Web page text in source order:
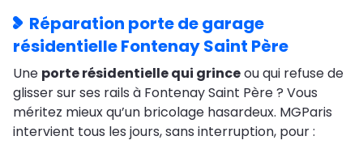
Réparation porte de garage
résidentielle Fontenay Saint Père
Une porte résidentielle qui grinceou qui refuse de
glisser sur ses rails à Fontenay Saint Père ? Vous
méritez mieux qu’un bricolage hasardeux. MGParis
intervient tous les jours, sans interruption, pour :